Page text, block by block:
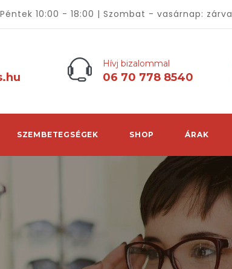
10:00 - 18:00 | Szombat - vasárnap: zárva
Hívj bizalommal
06 70 778 8540
SZEMBETEGSÉGEK SHOP ÁRAK